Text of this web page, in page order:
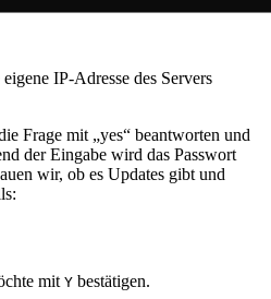
IP-Adresse des Servers
Frage mit „yes“ beantworten und
der Eingabe wird das Passwort
wir, ob es Updates gibt und
mit Y bestätigen.